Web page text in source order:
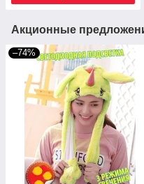
Акционные
–74%